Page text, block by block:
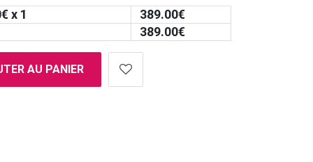
€ x 1 389.00€
389.00€
AU PANIER